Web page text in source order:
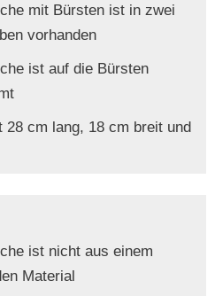
mit Bürsten ist in zwei
vorhanden
ist auf die Bürsten
28 cm lang, 18 cm breit und
ist nicht aus einem
Material